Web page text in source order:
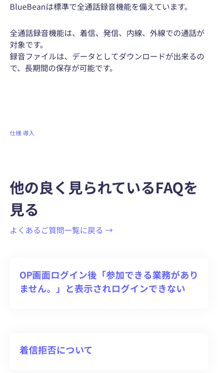
BlueBeanは標準で全通話録音機能を備えています。
全通話録音機能は、着信、発信、内線、外線での通話が
対象です。
録音ファイルは、データとしてダウンロードが出来るの
で、長期間の保存が可能です。
仕様導入
他の良く見られているFAQを
見る
よくあるご質問一覧に戻る →
OP画面ログイン後「参加できる業務があり
ません。」と表示されログインできない
着信拒否について